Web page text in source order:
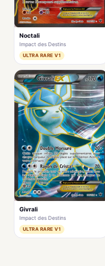
Noctali
Impact des Destins
ULTRA RARE V1
Givrali
Impact des Destins
ULTRA RARE V1